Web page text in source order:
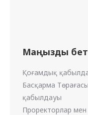
Маңызды
Қоғамдық
Басқарма
қабылдауы
Проректорлар